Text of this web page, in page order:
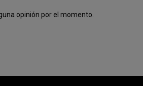
opinión por el momento.